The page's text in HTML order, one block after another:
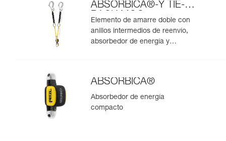
ABSORBICA®-Y TIE-
BACK MGO
Elemento de amarre doble con
anillos intermedios de reenvío,
absorbedor de energía y
ABSORBICA®
Absorbedor de energía
compacto